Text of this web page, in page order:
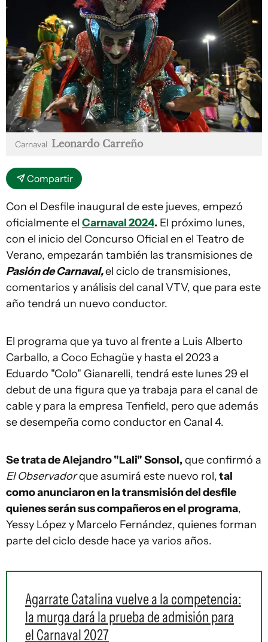
Carnaval Leonardo Carreño
Compartir
Con el Desfile inaugural de este jueves, empezó
oficialmente el Carnaval 2024. El próximo lunes,
con el inicio del Concurso Oficial en el Teatro de
Verano, empezarán también las transmisiones de
Pasión de Carnaval,el ciclo de transmisiones,
comentarios y análisis del canal VTV, que para este
año tendrá un nuevo conductor.
El programa que ya tuvo al frente a Luis Alberto
Carballo, a Coco Echagüe y hasta el 2023 a
Eduardo "Colo" Gianarelli, tendrá este lunes 29 el
debut de una figura que ya trabaja para el canal de
cable y para la empresa Tenfield, pero que además
se desempeña como conductor en Canal 4.
Se trata de Alejandro "Lali" Sonsol, que confirmó a
El Observadorque asumirá este nuevo rol,tal
como anunciaron en la transmisión del desfile
quienes serán sus compañeros en el programa,
Yessy López y Marcelo Fernández, quienes forman
parte del ciclo desde hace ya varios años.
Agarrate Catalina vuelve a la competencia:
la murga dará la prueba de admisión para
el Carnaval 2027